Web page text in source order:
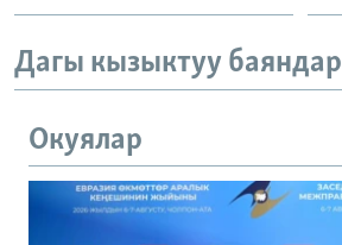
Дагы кызыктуу баяндар
Окуялар